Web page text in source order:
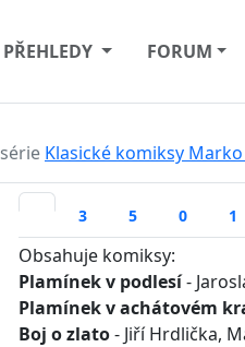
PŘEHLEDY FORUM
série Klasické komiksy
3 5 0 1
Obsahuje komiksy:
Plamínek v podlesí-
Plamínek v achátovém
Boj o zlato- Jiří Hrdlička,